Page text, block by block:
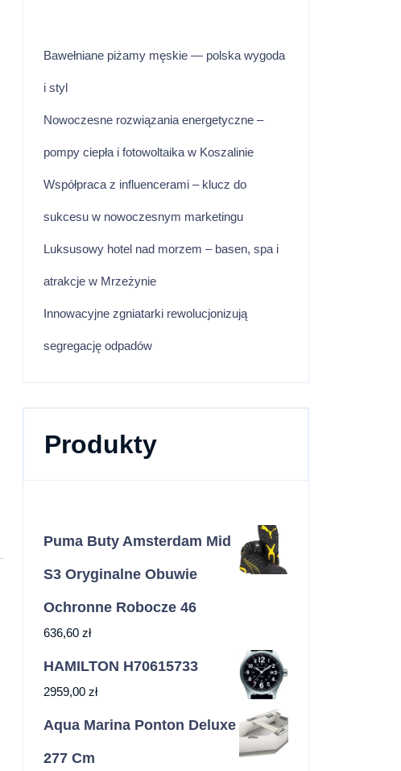
Bawełniane piżamy męskie — polska wygoda
i styl
Nowoczesne rozwiązania energetyczne –
pompy ciepła i fotowoltaika w Koszalinie
Współpraca z influencerami – klucz do
sukcesu w nowoczesnym marketingu
Luksusowy hotel nad morzem – basen, spa i
atrakcje w Mrzeżynie
Innowacyjne zgniatarki rewolucjonizują
segregację odpadów
Produkty
Puma Buty Amsterdam Mid
S3 Oryginalne Obuwie
Ochronne Robocze 46
636,60 zł
HAMILTON H70615733
2959,00 zł
Aqua Marina Ponton Deluxe
277 Cm